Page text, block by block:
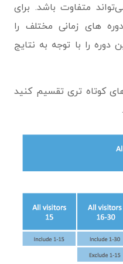
متفاوت باشد. برای
های زمانی مختلف را
دوره را با توجه به نتایج
کوتاه تری تقسیم کنید